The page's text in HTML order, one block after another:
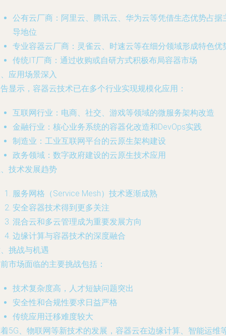
公有云厂商：阿里云、腾讯云、华为云等凭借生态优势占据
导地位
专业容器云厂商：灵雀云、时速云等在细分领域形成特色优
传统IT厂商：通过收购或自研方式积极布局容器市场
应用场景深入
显示，容器云技术已在多个行业实现规模化应用：
互联网行业：电商、社交、游戏等领域的微服务架构改造
金融行业：核心业务系统的容器化改造和DevOps实践
制造业：工业互联网平台的云原生架构建设
政务领域：数字政府建设的云原生技术应用
技术发展趋势
服务网格（Service Mesh）技术逐渐成熟
安全容器技术得到更多关注
混合云和多云管理成为重要发展方向
边缘计算与容器技术的深度融合
挑战与机遇
市场面临的主要挑战包括：
技术复杂度高，人才短缺问题突出
安全性和合规性要求日益严格
传统应用迁移难度较大
5G、物联网等新技术的发展，容器云在边缘计算、智能运维